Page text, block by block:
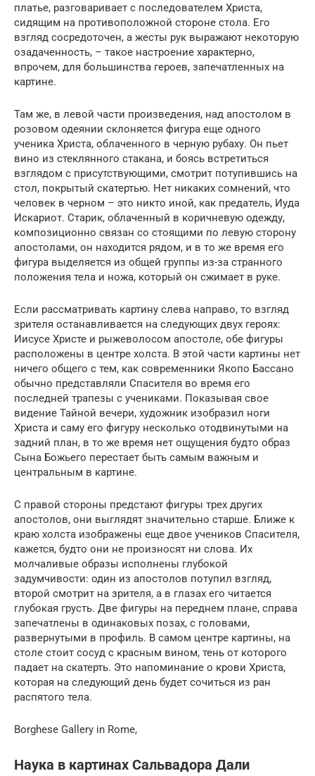
платье, разговаривает с последователем Христа,
сидящим на противоположной стороне стола. Его
взгляд сосредоточен, а жесты рук выражают некоторую
озадаченность, – такое настроение характерно,
впрочем, для большинства героев, запечатленных на
картине.
Там же, в левой части произведения, над апостолом в
розовом одеянии склоняется фигура еще одного
ученика Христа, облаченного в черную рубаху. Он пьет
вино из стеклянного стакана, и боясь встретиться
взглядом с присутствующими, смотрит потупившись на
стол, покрытый скатертью. Нет никаких сомнений, что
человек в черном – это никто иной, как предатель, Иуда
Искариот. Старик, облаченный в коричневую одежду,
композиционно связан со стоящими по левую сторону
апостолами, он находится рядом, и в то же время его
фигура выделяется из общей группы из-за странного
положения тела и ножа, который он сжимает в руке.
Если рассматривать картину слева направо, то взгляд
зрителя останавливается на следующих двух героях:
Иисусе Христе и рыжеволосом апостоле, обе фигуры
расположены в центре холста. В этой части картины нет
ничего общего с тем, как современники Якопо Бассано
обычно представляли Спасителя во время его
последней трапезы с учениками. Показывая свое
видение Тайной вечери, художник изобразил ноги
Христа и саму его фигуру несколько отодвинутыми на
задний план, в то же время нет ощущения будто образ
Сына Божьего перестает быть самым важным и
центральным в картине.
С правой стороны предстают фигуры трех других
апостолов, они выглядят значительно старше. Ближе к
краю холста изображены еще двое учеников Спасителя,
кажется, будто они не произносят ни слова. Их
молчаливые образы исполнены глубокой
задумчивости: один из апостолов потупил взгляд,
второй смотрит на зрителя, а в глазах его читается
глубокая грусть. Две фигуры на переднем плане, справа
запечатлены в одинаковых позах, с головами,
развернутыми в профиль. В самом центре картины, на
столе стоит сосуд с красным вином, тень от которого
падает на скатерть. Это напоминание о крови Христа,
которая на следующий день будет сочиться из ран
распятого тела.
Borghese Gallery in Rome,
Наука в картинах Сальвадора Дали